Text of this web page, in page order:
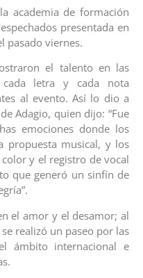
academia de formación
presentada en
pasado viernes.
el talento en las
cada letra y cada nota
al evento. Así lo dio a
Adagio, quien dijo: “Fue
emociones donde los
propuesta musical, y los
y el registro de vocal
que generó un sinfín de
el amor y el desamor; al
realizó un paseo por las
ámbito internacional e